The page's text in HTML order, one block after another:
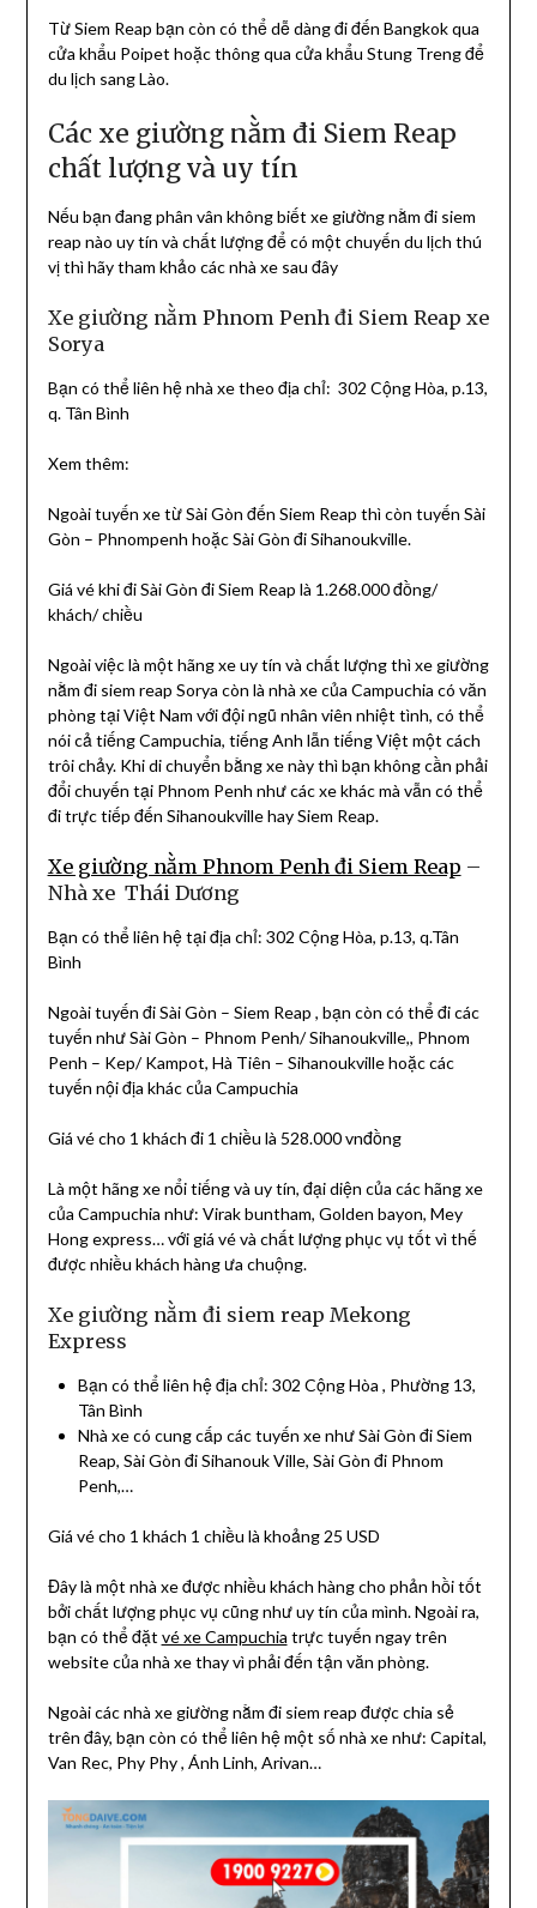
Từ Siem Reap bạn còn có thể dễ dàng đi đến Bangkok qua
cửa khẩu Poipet hoặc thông qua cửa khẩu Stung Treng để
du lịch sang Lào.
Các xe giường nằm đi Siem Reap
chất lượng và uy tín
Nếu bạn đang phân vân không biết xe giường nằm đi siem
reap nào uy tín và chất lượng để có một chuyến du lịch thú
vị thì hãy tham khảo các nhà xe sau đây
Xe giường nằm Phnom Penh đi Siem Reap xe
Sorya
Bạn có thể liên hệ nhà xe theo địa chỉ: 302 Cộng Hòa, p.13,
q. Tân Bình
Xem thêm:
Ngoài tuyến xe từ Sài Gòn đến Siem Reap thì còn tuyến Sài
Gòn – Phnompenh hoặc Sài Gòn đi Sihanoukville.
Giá vé khi đi Sài Gòn đi Siem Reap là 1.268.000 đồng/
khách/ chiều
Ngoài việc là một hãng xe uy tín và chất lượng thì xe giường
nằm đi siem reap Sorya còn là nhà xe của Campuchia có văn
phòng tại Việt Nam với đội ngũ nhân viên nhiệt tình, có thể
nói cả tiếng Campuchia, tiếng Anh lẫn tiếng Việt một cách
trôi chảy. Khi di chuyển bằng xe này thì bạn không cần phải
đổi chuyến tại Phnom Penh như các xe khác mà vẫn có thể
đi trực tiếp đến Sihanoukville hay Siem Reap.
Xe giường nằm Phnom Penh đi Siem Reap –
Nhà xe Thái Dương
Bạn có thể liên hệ tại địa chỉ: 302 Cộng Hòa, p.13, q.Tân
Bình
Ngoài tuyến đi Sài Gòn – Siem Reap , bạn còn có thể đi các
tuyến như Sài Gòn – Phnom Penh/ Sihanoukville,, Phnom
Penh – Kep/ Kampot, Hà Tiên – Sihanoukville hoặc các
tuyến nội địa khác của Campuchia
Giá vé cho 1 khách đi 1 chiều là 528.000 vnđồng
Là một hãng xe nổi tiếng và uy tín, đại diện của các hãng xe
của Campuchia như: Virak buntham, Golden bayon, Mey
Hong express… với giá vé và chất lượng phục vụ tốt vì thế
được nhiều khách hàng ưa chuộng.
Xe giường nằm đi siem reap Mekong
Express
Bạn có thể liên hệ địa chỉ: 302 Cộng Hòa , Phường 13,
Tân Bình
Nhà xe có cung cấp các tuyến xe như Sài Gòn đi Siem
Reap, Sài Gòn đi Sihanouk Ville, Sài Gòn đi Phnom
Penh,…
Giá vé cho 1 khách 1 chiều là khoảng 25 USD
Đây là một nhà xe được nhiều khách hàng cho phản hồi tốt
bởi chất lượng phục vụ cũng như uy tín của mình. Ngoài ra,
bạn có thể đặt vé xe Campuchia trực tuyến ngay trên
website của nhà xe thay vì phải đến tận văn phòng.
Ngoài các nhà xe giường nằm đi siem reap được chia sẻ
trên đây, bạn còn có thể liên hệ một số nhà xe như: Capital,
Van Rec, Phy Phy , Ánh Linh, Arivan…